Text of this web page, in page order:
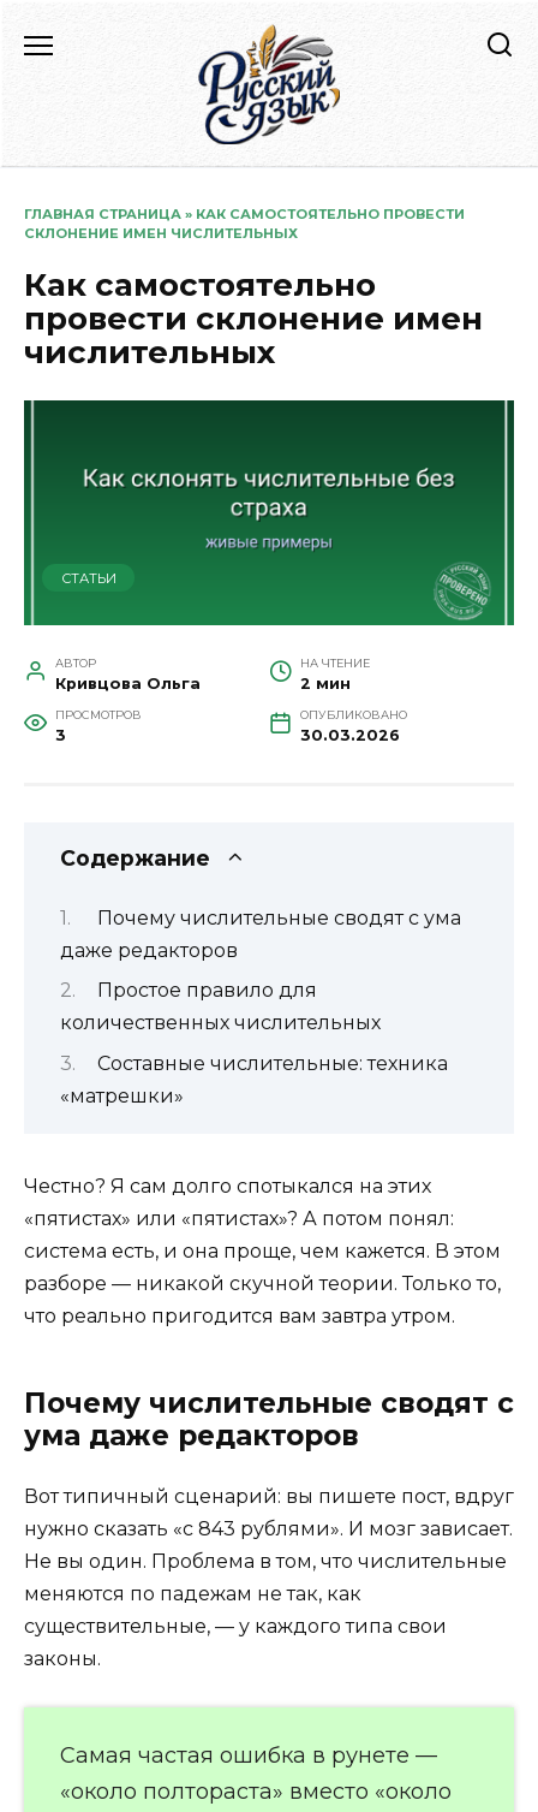
содержанию
ГЛАВНАЯ СТРАНИЦА » КАК САМОСТОЯТЕЛЬНО ПРОВЕСТИ
СКЛОНЕНИЕ ИМЕН ЧИСЛИТЕЛЬНЫХ
Как самостоятельно
провести склонение имен
числительных
СТАТЬИ
АВТОР
Кривцова Ольга
НА ЧТЕНИЕ
2 мин
ПРОСМОТРОВ
3
ОПУБЛИКОВАНО
30.03.2026
Содержание
Почему числительные сводят с ума
даже редакторов
Простое правило для
количественных числительных
Составные числительные: техника
«матрешки»
Честно? Я сам долго спотыкался на этих
«пятистах» или «пятистах»? А потом понял:
система есть, и она проще, чем кажется. В этом
разборе — никакой скучной теории. Только то,
что реально пригодится вам завтра утром.
Почему числительные сводят с
ума даже редакторов
Вот типичный сценарий: вы пишете пост, вдруг
нужно сказать «с 843 рублями». И мозг зависает.
Не вы один. Проблема в том, что числительные
меняются по падежам не так, как
существительные, — у каждого типа свои
законы.
Самая частая ошибка в рунете —
«около полтораста» вместо «около